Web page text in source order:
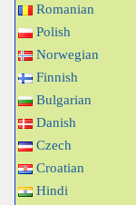
Romanian
Polish
Norwegian
Finnish
Bulgarian
Danish
Czech
Croatian
Hindi